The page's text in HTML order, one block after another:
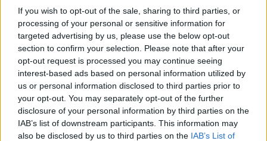
If you wish to opt-out of the sale, sharing to third parties, or
processing of your personal or sensitive information for
targeted advertising by us, please use the below opt-out
section to confirm your selection. Please note that after your
opt-out request is processed you may continue seeing
interest-based ads based on personal information utilized by
us or personal information disclosed to third parties prior to
your opt-out. You may separately opt-out of the further
disclosure of your personal information by third parties on the
IAB’s list of downstream participants. This information may
also be disclosed by us to third parties on the IAB’s List of